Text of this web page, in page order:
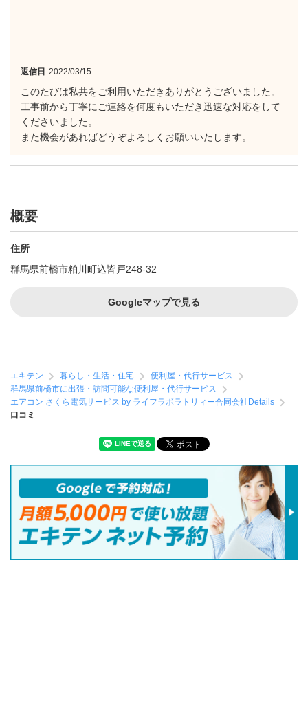
返信日 2022/03/15
このたびは私共をご利用いただきありがとうございました。
工事前から丁寧にご連絡を何度もいただき迅速な対応をして
くださいました。
また機会があればどうぞよろしくお願いいたします。
概要
住所
群馬県前橋市粕川町込皆戸248-32
Googleマップで見る
エキテン 暮らし・生活・住宅
便利屋・代行サービス
群馬県前橋市に出張・訪問可能な便利屋・代行サービス
エアコン さくら電気サービス by ライフラボラトリィー合同会社Details
口コミ